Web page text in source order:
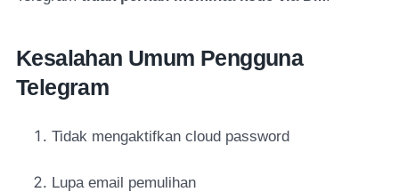
Kesalahan Umum Pengguna
Telegram
Tidak mengaktifkan cloud password
Lupa email pemulihan